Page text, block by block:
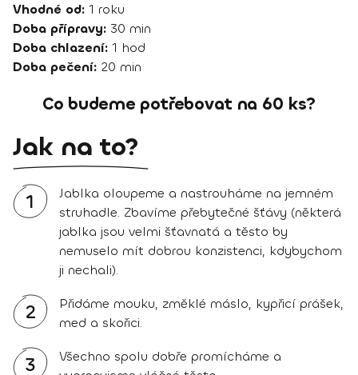
Vhodné od: 1 roku
Doba přípravy: 30 min
Doba chlazení: 1 hod
Doba pečení: 20 min
Co budeme potřebovat na 60 ks?
Jak na to?
1
Jablka oloupeme a nastrouháme na jemném
struhadle. Zbavíme přebytečné šťávy (některá
jablka jsou velmi šťavnatá a těsto by
nemuselo mít dobrou konzistenci, kdybychom
ji nechali).
2
Přidáme mouku, změklé máslo, kypřicí prášek,
med a skořici.
3
Všechno spolu dobře promícháme a